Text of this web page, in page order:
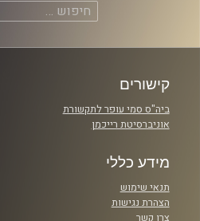
חיפוש:
קישורים
ביה"ס סמי עופר לתקשורת
אוניברסיטת רייכמן
מידע כללי
תנאי שימוש
הצהרת נגישות
צרו קשר